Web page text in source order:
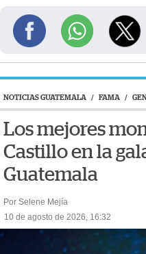
NOTICIAS GUATEMALA / FAMA /
Los mejores
Castillo en la
Guatemala
Por Selene Mejía
10 de agosto de 2026, 16:32